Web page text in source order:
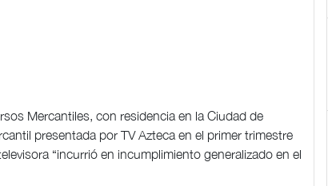
Mercantiles, con residencia en la Ciudad de
presentada por TV Azteca en el primer trimestre
“incurrió en incumplimiento generalizado en el